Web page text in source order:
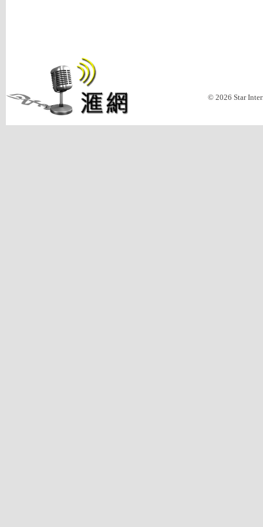
© 2026 Star